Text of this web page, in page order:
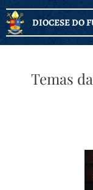
DIOCESE DO
Temas